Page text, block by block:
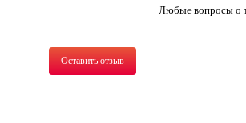
Оставить отзыв
Любые вопросы о